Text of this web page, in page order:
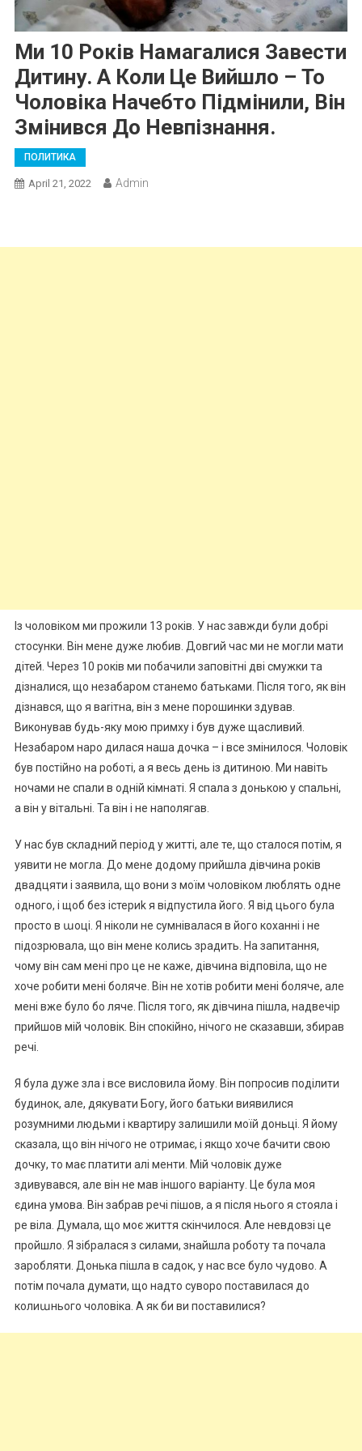
Ми 10 Років Намагалися Завести
Дитину. А Коли Це Вийшло – То
Чоловіка Начебто Підмінили, Він
Змінився До Невпізнання.
ПОЛИТИКА
April 21, 2022 Admin
Із чоловіком ми прожили 13 років. У нас завжди були добрі
стосунки. Він мене дуже любив. Довгий час ми не могли мати
дітей. Через 10 років ми побачили заповітні дві смужки та
дізналися, що незабаром станемо батьками. Після того, як він
дізнався, що я ваrітна, він з мене порошинки здував.
Виконував будь-яку мою примху і був дуже щасливий.
Незабаром наро дилася наша дочка – і все змінилося. Чоловік
був постійно на роботі, а я весь день із дитиною. Ми навіть
ночами не спали в одній кімнаті. Я спала з донькою у спальні,
а він у вітальні. Та він і не наполягав.
У нас був складний період у житті, але те, що сталося потім, я
уявити не могла. До мене додому прийшла дівчина років
двадцяти і заявила, що вони з моїм чоловіком люблять одне
одного, і щоб без істериk я відпустила його. Я від цього була
просто в աоці. Я ніколи не сумнівалася в його коханні і не
підозрювала, що він мене колись зрадить. На запитання,
чому він сам мені про це не каже, дівчина відповіла, що не
хоче робити мені боляче. Він не хотів робити мені боляче, але
мені вже було бо ляче. Після того, як дівчина пішла, надвечір
прийшов мій чоловік. Він спокійно, нічого не сказавши, збирав
речі.
Я була дуже зла і все висловила йому. Він попросив поділити
будинок, але, дякувати Богу, його батьки виявилися
розумними людьми і квартиру залишили моїй доньці. Я йому
сказала, що він нічого не отримає, і якщо хоче бачити свою
дочку, то має платити алі менти. Мій чоловік дуже
здивувався, але він не мав іншого варіанту. Це була моя
єдина умова. Він забрав речі пішов, а я після нього я стояла і
ре віла. Думала, що моє життя скінчилося. Але невдовзі це
пройшло. Я зібралася з силами, знайшла роботу та почала
заробляти. Донька пішла в садок, у нас все було чудово. А
потім почала думати, що надто суворо поставилася до
колиաнього чоловіка. А як би ви поставилися?